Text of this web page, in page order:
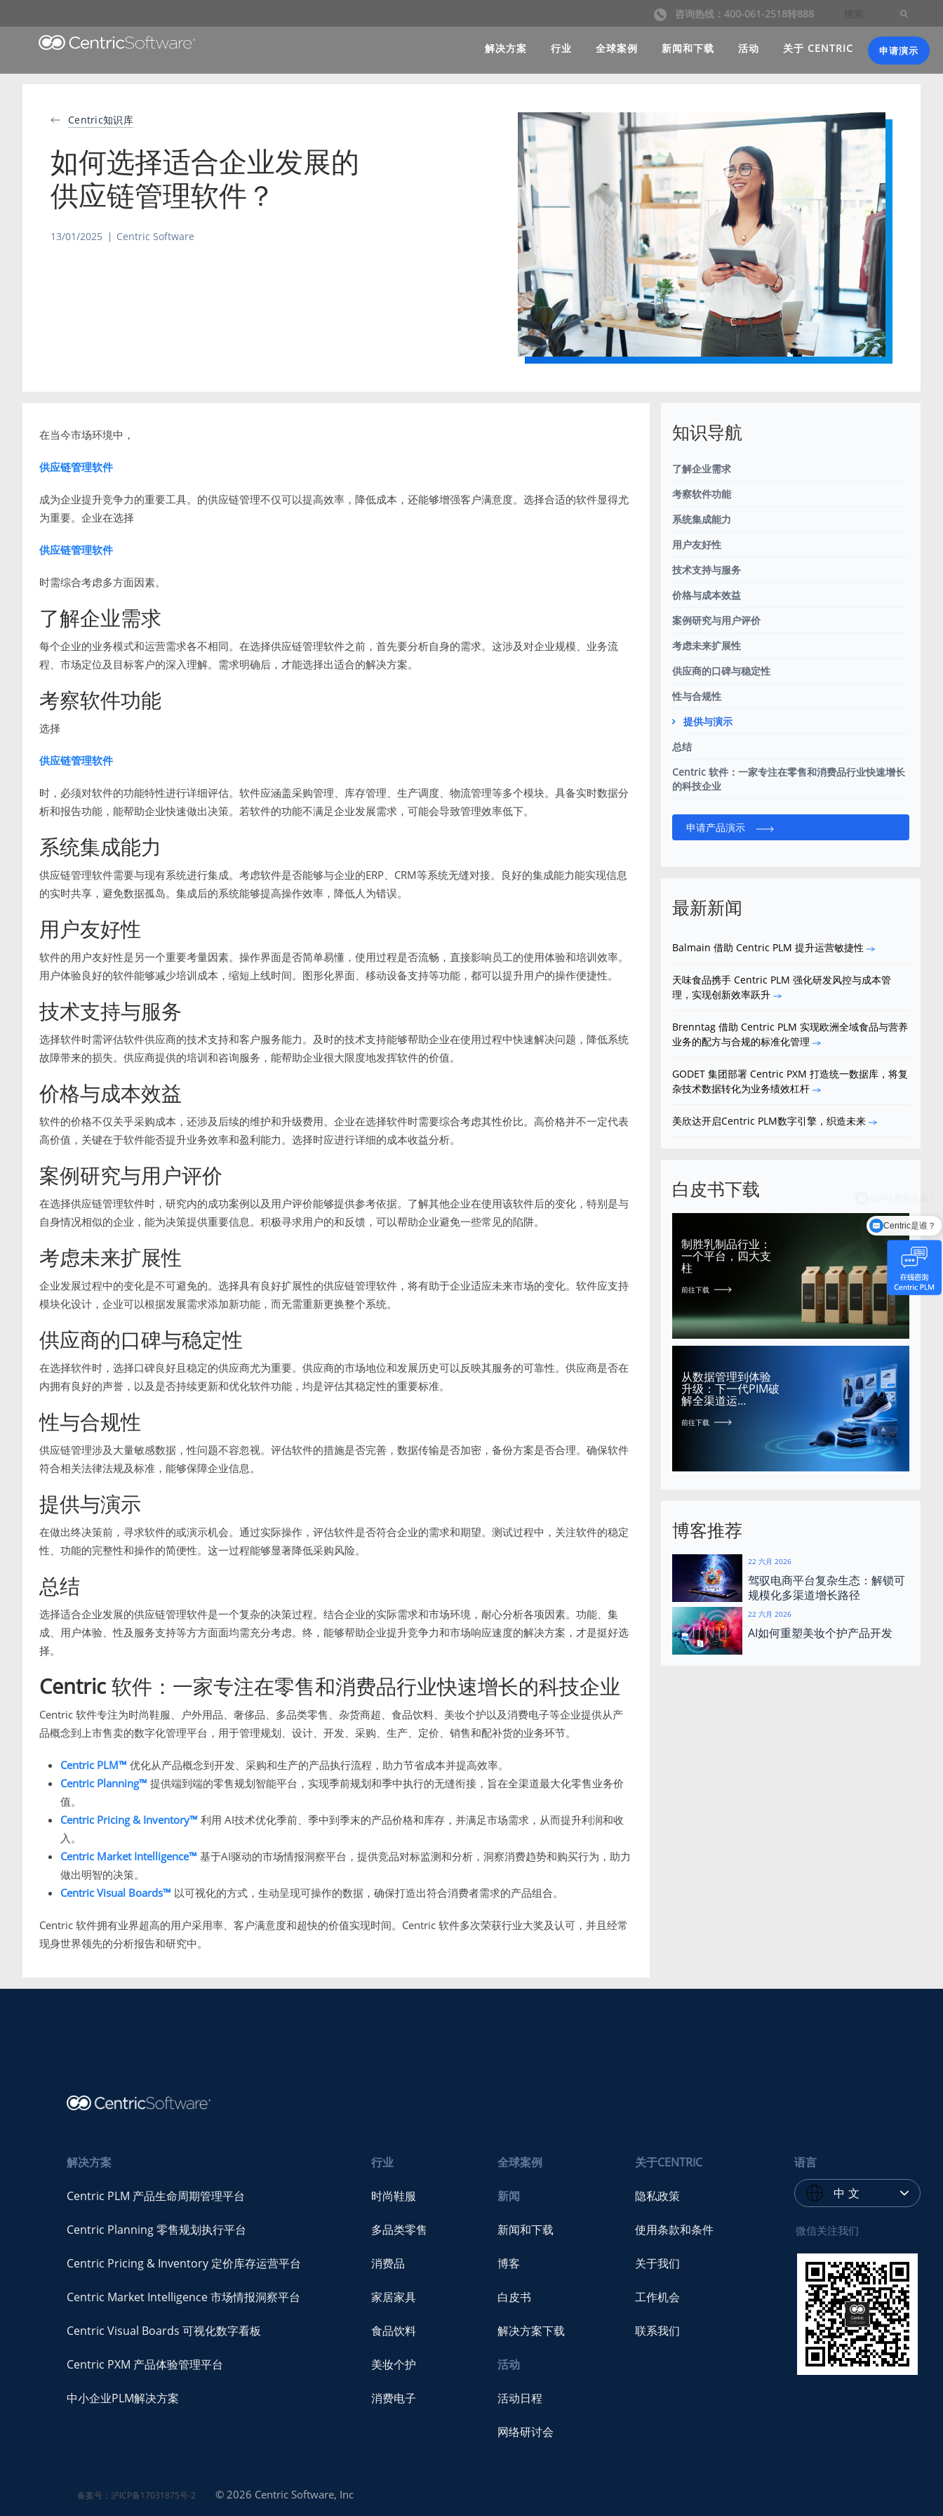
咨询热线：400-061-2518转888
解决方案 行业 全球案例 新闻和下载 活动 关于 CENTRIC 申请演示
Centric知识库
如何选择适合企业发展的
供应链管理软件？
13/01/2025 Centric Software
在当今市场环境中，
供应链管理软件
成为企业提升竞争力的重要工具。的供应链管理不仅可以提高效率，降低成本，还能够增强客户满意度。选择合适的软件显得尤
为重要。企业在选择
供应链管理软件
时需综合考虑多方面因素。
了解企业需求
每个企业的业务模式和运营需求各不相同。在选择供应链管理软件之前，首先要分析自身的需求。这涉及对企业规模、业务流
程、市场定位及目标客户的深入理解。需求明确后，才能选择出适合的解决方案。
考察软件功能
选择
供应链管理软件
时，必须对软件的功能特性进行详细评估。软件应涵盖采购管理、库存管理、生产调度、物流管理等多个模块。具备实时数据分
析和报告功能，能帮助企业快速做出决策。若软件的功能不满足企业发展需求，可能会导致管理效率低下。
系统集成能力
供应链管理软件需要与现有系统进行集成。考虑软件是否能够与企业的ERP、CRM等系统无缝对接。良好的集成能力能实现信息
的实时共享，避免数据孤岛。集成后的系统能够提高操作效率，降低人为错误。
用户友好性
软件的用户友好性是另一个重要考量因素。操作界面是否简单易懂，使用过程是否流畅，直接影响员工的使用体验和培训效率。
用户体验良好的软件能够减少培训成本，缩短上线时间。图形化界面、移动设备支持等功能，都可以提升用户的操作便捷性。
技术支持与服务
选择软件时需评估软件供应商的技术支持和客户服务能力。及时的技术支持能够帮助企业在使用过程中快速解决问题，降低系统
故障带来的损失。供应商提供的培训和咨询服务，能帮助企业很大限度地发挥软件的价值。
价格与成本效益
软件的价格不仅关乎采购成本，还涉及后续的维护和升级费用。企业在选择软件时需要综合考虑其性价比。高价格并不一定代表
高价值，关键在于软件能否提升业务效率和盈利能力。选择时应进行详细的成本收益分析。
案例研究与用户评价
在选择供应链管理软件时，研究内的成功案例以及用户评价能够提供参考依据。了解其他企业在使用该软件后的变化，特别是与
自身情况相似的企业，能为决策提供重要信息。积极寻求用户的和反馈，可以帮助企业避免一些常见的陷阱。
考虑未来扩展性
企业发展过程中的变化是不可避免的。选择具有良好扩展性的供应链管理软件，将有助于企业适应未来市场的变化。软件应支持
模块化设计，企业可以根据发展需求添加新功能，而无需重新更换整个系统。
供应商的口碑与稳定性
在选择软件时，选择口碑良好且稳定的供应商尤为重要。供应商的市场地位和发展历史可以反映其服务的可靠性。供应商是否在
内拥有良好的声誉，以及是否持续更新和优化软件功能，均是评估其稳定性的重要标准。
性与合规性
供应链管理涉及大量敏感数据，性问题不容忽视。评估软件的措施是否完善，数据传输是否加密，备份方案是否合理。确保软件
符合相关法律法规及标准，能够保障企业信息。
提供与演示
在做出终决策前，寻求软件的或演示机会。通过实际操作，评估软件是否符合企业的需求和期望。测试过程中，关注软件的稳定
性、功能的完整性和操作的简便性。这一过程能够显著降低采购风险。
总结
选择适合企业发展的供应链管理软件是一个复杂的决策过程。结合企业的实际需求和市场环境，耐心分析各项因素。功能、集
成、用户体验、性及服务支持等方方面面均需充分考虑。终，能够帮助企业提升竞争力和市场响应速度的解决方案，才是挺好选
择。
Centric 软件：一家专注在零售和消费品行业快速增长的科技企业
Centric 软件专注为时尚鞋服、户外用品、奢侈品、多品类零售、杂货商超、食品饮料、美妆个护以及消费电子等企业提供从产
品概念到上市售卖的数字化管理平台，用于管理规划、设计、开发、采购、生产、定价、销售和配补货的业务环节。
Centric PLM™ 优化从产品概念到开发、采购和生产的产品执行流程，助力节省成本并提高效率。
Centric Planning™ 提供端到端的零售规划智能平台，实现季前规划和季中执行的无缝衔接，旨在全渠道最大化零售业务价
值。
Centric Pricing & Inventory™ 利用 AI技术优化季前、季中到季末的产品价格和库存，并满足市场需求，从而提升利润和收
入。
Centric Market Intelligence™ 基于AI驱动的市场情报洞察平台，提供竞品对标监测和分析，洞察消费趋势和购买行为，助力
做出明智的决策。
Centric Visual Boards™ 以可视化的方式，生动呈现可操作的数据，确保打造出符合消费者需求的产品组合。
Centric 软件拥有业界超高的用户采用率、客户满意度和超快的价值实现时间。Centric 软件多次荣获行业大奖及认可，并且经常
现身世界领先的分析报告和研究中。
知识导航
了解企业需求
考察软件功能
系统集成能力
用户友好性
技术支持与服务
价格与成本效益
案例研究与用户评价
考虑未来扩展性
供应商的口碑与稳定性
性与合规性
提供与演示
总结
Centric 软件：一家专注在零售和消费品行业快速增长
的科技企业
申请产品演示
最新新闻
Balmain 借助 Centric PLM 提升运营敏捷性
天味食品携手 Centric PLM 强化研发风控与成本管
理，实现创新效率跃升
Brenntag 借助 Centric PLM 实现欧洲全域食品与营养
业务的配方与合规的标准化管理
GODET 集团部署 Centric PXM 打造统一数据库，将复
杂技术数据转化为业务绩效杠杆
美欣达开启Centric PLM数字引擎，织造未来
白皮书下载
制胜乳制品行业：
一个平台，四大支
柱
前往下载
从数据管理到体验
升级：下一代PIM破
解全渠道运…
前往下载
博客推荐
22 六月 2026
驾驭电商平台复杂生态：解锁可
规模化多渠道增长路径
22 六月 2026
AI如何重塑美妆个护产品开发
解决方案
Centric PLM 产品生命周期管理平台
Centric Planning 零售规划执行平台
Centric Pricing & Inventory 定价库存运营平台
Centric Market Intelligence 市场情报洞察平台
Centric Visual Boards 可视化数字看板
Centric PXM 产品体验管理平台
中小企业PLM解决方案
行业
时尚鞋服
多品类零售
消费品
家居家具
食品饮料
美妆个护
消费电子
全球案例
新闻
新闻和下载
博客
白皮书
解决方案下载
活动
活动日程
网络研讨会
关于CENTRIC
隐私政策
使用条款和条件
关于我们
工作机会
联系我们
语言
中 文
微信关注我们
备案号：沪ICP备17031875号-2 © 2026 Centric Software, Inc
Centric是谁？